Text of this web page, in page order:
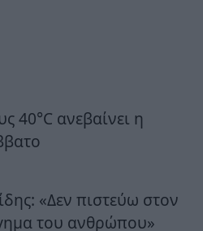
40°C ανεβαίνει η
«Δεν πιστεύω στον
του ανθρώπου»